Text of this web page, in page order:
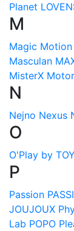
Planet
M
Magic Motion
Masculan
MisterX
N
Nejno Nexus
O
O'Play by
P
Passion
JOUJOUX
Lab POPO